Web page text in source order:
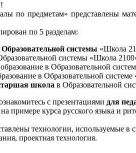
по предметам» представлены
по 5 разделам:
системы «Школа
системы «Школа
образование в Образовательной
в Образовательной
школа в Образовательной
с презентациями для
примере курса русского языка и
технологии, используемые в
проектная технология.